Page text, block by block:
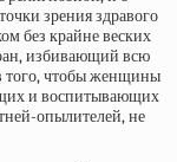
зрения здравого
без крайне веских
избивающий всю
того, чтобы женщины
и воспитывающих
опылителей, не